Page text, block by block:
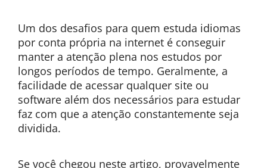
Um dos desafios para quem estuda idiomas
por conta própria na internet é conseguir
manter a atenção plena nos estudos por
longos períodos de tempo. Geralmente, a
facilidade de acessar qualquer site ou
software além dos necessários para estudar
faz com que a atenção constantemente seja
dividida.
Se você chegou neste artigo, provavelmente